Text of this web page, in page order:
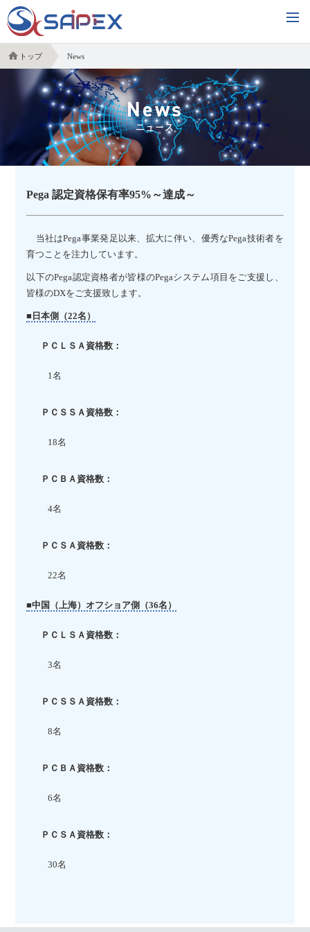
トップ News
News
ニュース
Pega 認定資格保有率95%～達成～
当社はPega事業発足以来、拡大に伴い、優秀なPega技術者を
育つことを注力しています。
以下のPega認定資格者が皆様のPegaシステム項目をご支援し、
皆様のDXをご支援致します。
■日本側（22名）
ＰＣＬＳＡ資格数：
1名
ＰＣＳＳＡ資格数：
18名
ＰＣＢＡ資格数：
4名
ＰＣＳＡ資格数：
22名
■中国（上海）オフショア側（36名）
ＰＣＬＳＡ資格数：
3名
ＰＣＳＳＡ資格数：
8名
ＰＣＢＡ資格数：
6名
ＰＣＳＡ資格数：
30名